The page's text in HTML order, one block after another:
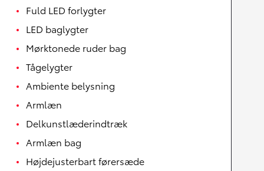
Fuld LED forlygter
LED baglygter
Mørktonede ruder bag
Tågelygter
Ambiente belysning
Armlæn
Delkunstlæderindtræk
Armlæn bag
Højdejusterbart førersæde